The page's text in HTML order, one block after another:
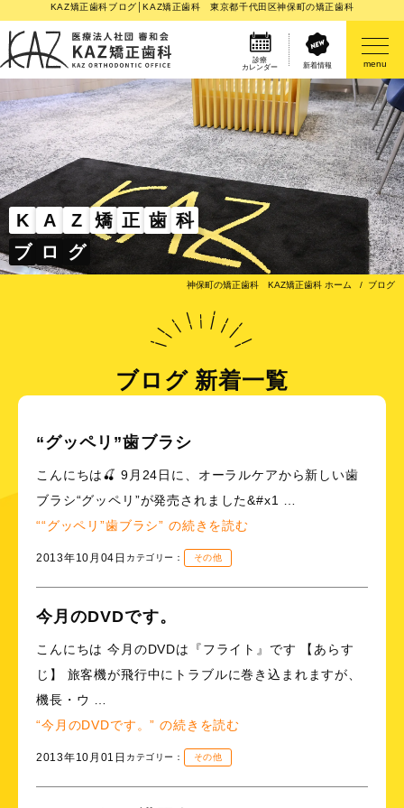
KAZ矯正歯科ブログ│KAZ矯正歯科 東京都千代田区神保町の矯正歯科
診療
カレンダー
新着情報 menu
K A Z 矯 正 歯 科
ブ ロ グ
神保町の矯正歯科 KAZ矯正歯科 ホーム ブログ
ブログ 新着一覧
“グッペリ”歯ブラシ
こんにちは🍒 9月24日に、オーラルケアから新しい歯
ブラシ“グッペリ”が発売されました&#x1 …
““グッペリ”歯ブラシ” の続きを読む
2013年10月04日 カテゴリー： その他
今月のDVDです。
こんにちは 今月のDVDは『フライト』です 【あらす
じ】 旅客機が飛行中にトラブルに巻き込まれますが、
機長・ウ …
“今月のDVDです。” の続きを読む
2013年10月01日 カテゴリー： その他
医院案内
矯正歯科治療のご案内
矯正装置のご紹介
その他